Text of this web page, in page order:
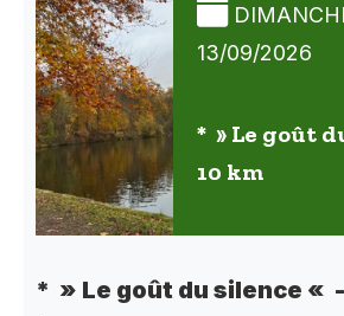
13/09/2026
* » Le goût
10 km
* » Le goût du silence «